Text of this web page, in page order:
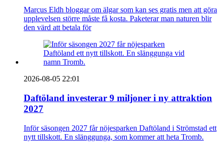
Marcus Eldh bloggar om älgar som kan ses gratis men att göra
upplevelsen större måste få kosta. Paketerar man naturen blir
den värd att betala för
2026-08-05 22:01
Daftöland investerar 9 miljoner i ny attraktion
2027
Inför säsongen 2027 får nöjesparken Daftöland i Strömstad ett
nytt tillskott. En slänggunga, som kommer att heta Tromb.